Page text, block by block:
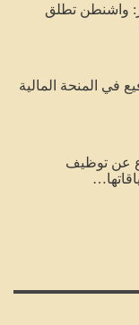
دولار: واشنطن تطلق
في المنحة المالية
عن توظيف